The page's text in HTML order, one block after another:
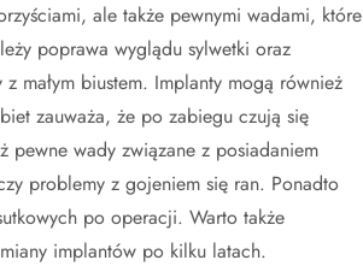
ale także pewnymi wadami, które
poprawa wyglądu sylwetki oraz
małym biustem. Implanty mogą również
zauważa, że po zabiegu czują się
pewne wady związane z posiadaniem
problemy z gojeniem się ran. Ponadto
po operacji. Warto także
implantów po kilku latach.